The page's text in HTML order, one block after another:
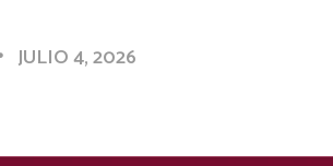
JULIO 4, 2026